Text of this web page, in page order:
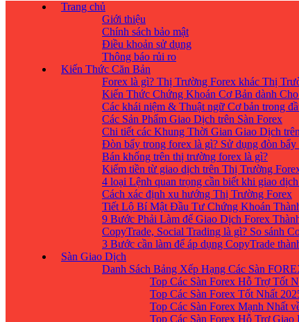
Trang chủ
Giới thiệu
Chính sách bảo mật
Điều khoản sử dụng
Thông báo rủi ro
Kiến Thức Căn Bản
Forex là gì? Thị Trường Forex khác Thị
Kiến Thức Chứng Khoán Cơ Bản dành
Các khái niệm & Thuật ngữ Cơ bản trong
Các Sản Phẩm Giao Dịch trên Sàn Forex
Chi tiết các Khung Thời Gian Giao Dịch
Đòn bẩy trong forex là gì? Sử dụng đòn bẩy
Bán khống trên thị trường forex là gì?
Kiếm tiền từ giao dịch trên Thị Trường
4 loại Lệnh quan trọng cần biết khi giao
Cách xác định xu hướng Thị Trường Forex
Tiết Lộ Bí Mật Đầu Tư Chứng Khoán
9 Bước Phải Làm để Giao Dịch Forex
CopyTrade, Social Trading là gì? So sánh
3 Bước cần làm để áp dụng CopyTrade
Sàn Giao Dịch
Danh Sách Bảng Xếp Hạng Các Sàn
Top Các Sàn Forex Hỗ Trợ Tốt
Top Các Sàn Forex Tốt Nhất
Top Các Sàn Forex Mạnh Nhất
Top Các Sàn Forex Hỗ Trợ